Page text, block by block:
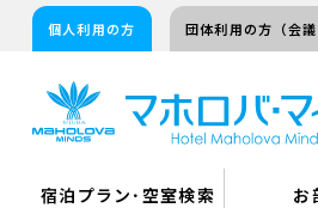
個人利用の方 団体利用の方（会議
宿泊プラン･空室検索 お